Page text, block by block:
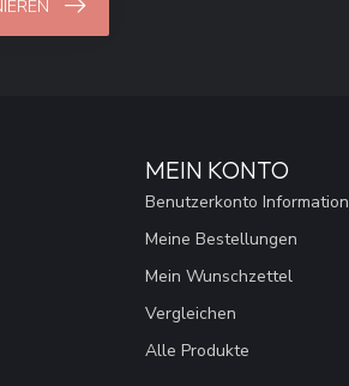
MEIN KONTO
Benutzerkonto Information
Meine Bestellungen
Mein Wunschzettel
Vergleichen
Alle Produkte